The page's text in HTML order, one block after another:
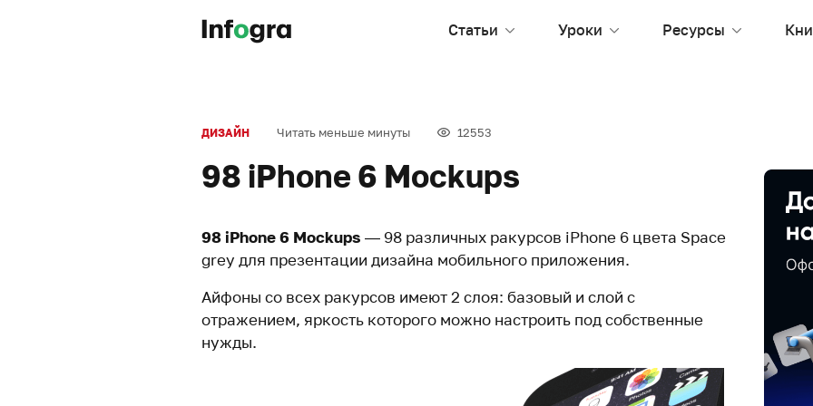
Статьи Уроки Ресурсы
ДИЗАЙН Читать меньше минуты 12553
98 iPhone 6 Mockups
98 iPhone 6 Mockups — 98 различных ракурсов iPhone 6 цвета Space
grey для презентации дизайна мобильного приложения.
Айфоны со всех ракурсов имеют 2 слоя: базовый и слой с
отражением, яркость которого можно настроить под собственные
нужды.